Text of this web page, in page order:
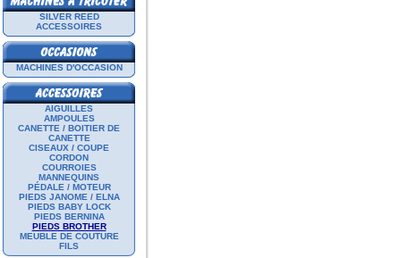
SILVER REED
ACCESSOIRES
MACHINES D'OCCASION
AIGUILLES
AMPOULES
CANETTE / BOITIER DE
CANETTE
CISEAUX / COUPE
CORDON
COURROIES
MANNEQUINS
PÉDALE / MOTEUR
PIEDS JANOME / ELNA
PIEDS BABY LOCK
PIEDS BERNINA
PIEDS BROTHER
MEUBLE DE COUTURE
FILS